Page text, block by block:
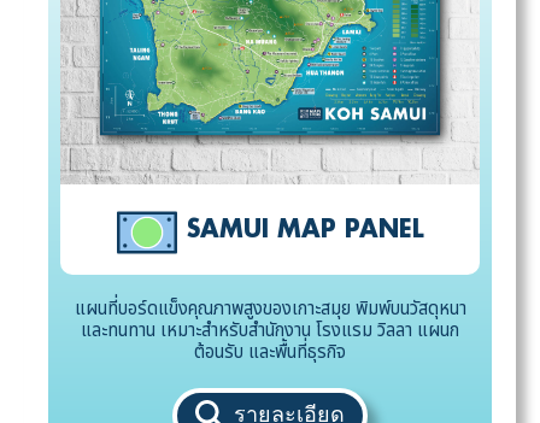
SAMUI MAP PANEL
แผนที่บอร์ดแข็งคุณภาพสูงของเกาะสมุย พิมพ์บนวัสดุหนา
และทนทาน เหมาะสำหรับสำนักงาน โรงแรม วิลลา แผนก
ต้อนรับ และพื้นที่ธุรกิจ
รายละเอียด